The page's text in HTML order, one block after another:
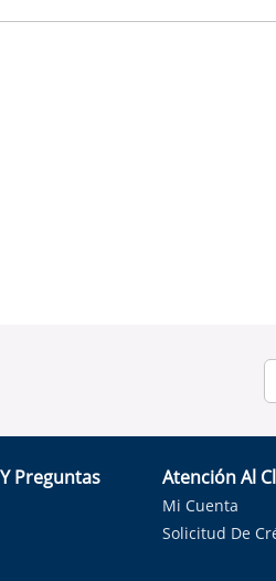
Preguntas
Atención Al
Mi Cuenta
Solicitud De